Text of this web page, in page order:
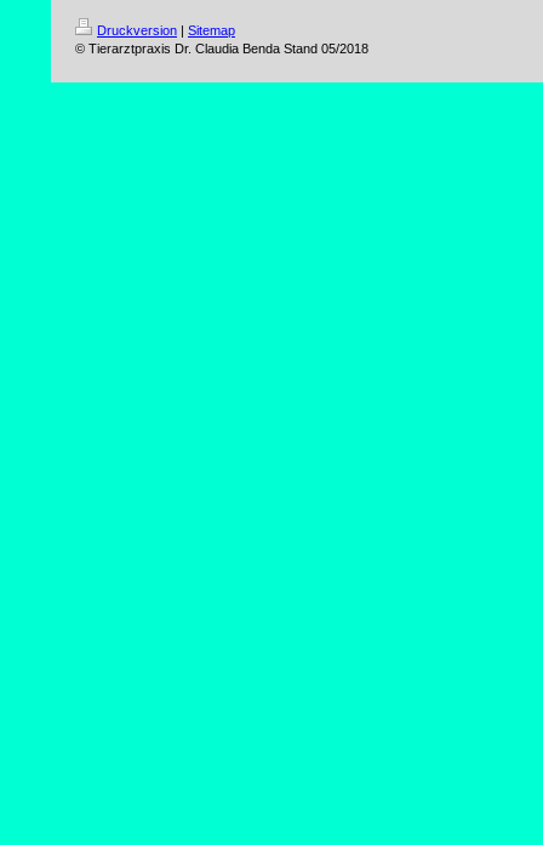
Druckversion | Sitemap
© Tierarztpraxis Dr. Claudia Benda Stand 05/2018